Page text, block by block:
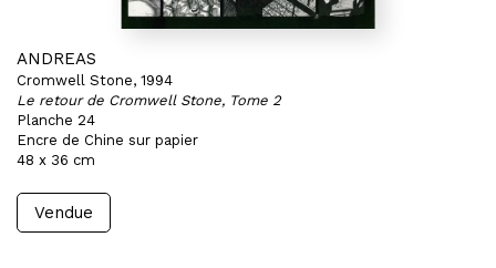
ANDREAS
Cromwell Stone, 1994
Le retour de Cromwell Stone, Tome 2
Planche 24
Encre de Chine sur papier
48 x 36 cm
Vendue